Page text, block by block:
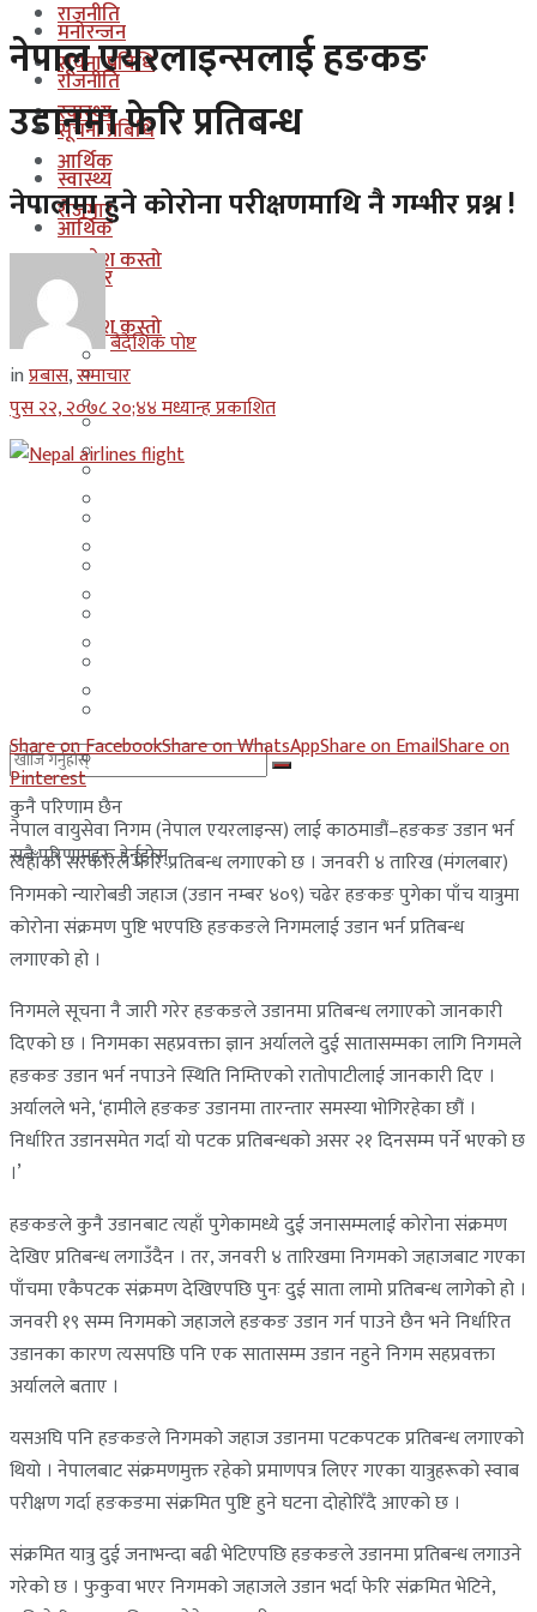
राजनीति
सूचना प्रबिधि
स्वास्थ्य
आर्थिक
रोजगार
कुन देश कस्तो
इजरायल
ओमान
कुवेत
दक्षिण कोरीया
कुनै परिणाम छैन
सबै परिणामहरू हेर्नुहोस्
मनोरन्जन
राजनीति
सूचना प्रबिधि
स्वास्थ्य
आर्थिक
रोजगार
कुन देश कस्तो
इजरायल
ओमान
कुवेत
साउदी अरब
नेपाल एयरलाइन्सलाई हङकङ
उडानमा फेरि प्रतिबन्ध
नेपालमा हुने कोरोना परीक्षणमाथि नै गम्भीर प्रश्न !
बैदेशिक पोष्ट
inप्रबास,समाचार
पुस २२, २०७८ २०;४४ मध्यान्ह प्रकाशित
Share on FacebookShare on WhatsAppShare on EmailShare on
Pinterest
नेपाल वायुसेवा निगम (नेपाल एयरलाइन्स) लाई काठमाडौं–हङकङ उडान भर्न
त्यहाँको सरकारले फेरि प्रतिबन्ध लगाएको छ । जनवरी ४ तारिख (मंगलबार)
निगमको न्यारोबडी जहाज (उडान नम्बर ४०९) चढेर हङकङ पुगेका पाँच यात्रुमा
कोरोना संक्रमण पुष्टि भएपछि हङकङले निगमलाई उडान भर्न प्रतिबन्ध
लगाएको हो ।
निगमले सूचना नै जारी गरेर हङकङले उडानमा प्रतिबन्ध लगाएको जानकारी
दिएको छ । निगमका सहप्रवक्ता ज्ञान अर्यालले दुई सातासम्मका लागि निगमले
हङकङ उडान भर्न नपाउने स्थिति निम्तिएको रातोपाटीलाई जानकारी दिए ।
अर्यालले भने, ‘हामीले हङकङ उडानमा तारन्तार समस्या भोगिरहेका छौं ।
निर्धारित उडानसमेत गर्दा यो पटक प्रतिबन्धको असर २१ दिनसम्म पर्ने भएको छ
।’
हङकङले कुनै उडानबाट त्यहाँ पुगेकामध्ये दुई जनासम्मलाई कोरोना संक्रमण
देखिए प्रतिबन्ध लगाउँदैन । तर, जनवरी ४ तारिखमा निगमको जहाजबाट गएका
पाँचमा एकैपटक संक्रमण देखिएपछि पुनः दुई साता लामो प्रतिबन्ध लागेको हो ।
जनवरी १९ सम्म निगमको जहाजले हङकङ उडान गर्न पाउने छैन भने निर्धारित
उडानका कारण त्यसपछि पनि एक सातासम्म उडान नहुने निगम सहप्रवक्ता
अर्यालले बताए ।
यसअघि पनि हङकङले निगमको जहाज उडानमा पटकपटक प्रतिबन्ध लगाएको
थियो । नेपालबाट संक्रमणमुक्त रहेको प्रमाणपत्र लिएर गएका यात्रुहरूको स्वाब
परीक्षण गर्दा हङकङमा संक्रमित पुष्टि हुने घटना दोहोरिँदै आएको छ ।
संक्रमित यात्रु दुई जनाभन्दा बढी भेटिएपछि हङकङले उडानमा प्रतिबन्ध लगाउने
गरेको छ । फुकुवा भएर निगमको जहाजले उडान भर्दा फेरि संक्रमित भेटिने,